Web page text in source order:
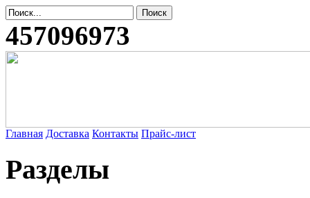
457096973
Главная Доставка Контакты Прайс-лист
Разделы